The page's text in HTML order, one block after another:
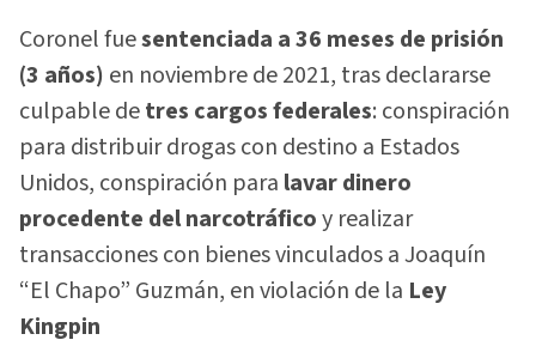
Coronel fuesentenciada a 36 meses de prisión
(3 años) en noviembre de 2021, tras declararse
culpable detres cargos federales: conspiración
para distribuir drogas con destino a Estados
Unidos, conspiración para lavar dinero
procedente del narcotráficoy realizar
transacciones con bienes vinculados a Joaquín
“El Chapo” Guzmán, en violación de la Ley
Kingpin